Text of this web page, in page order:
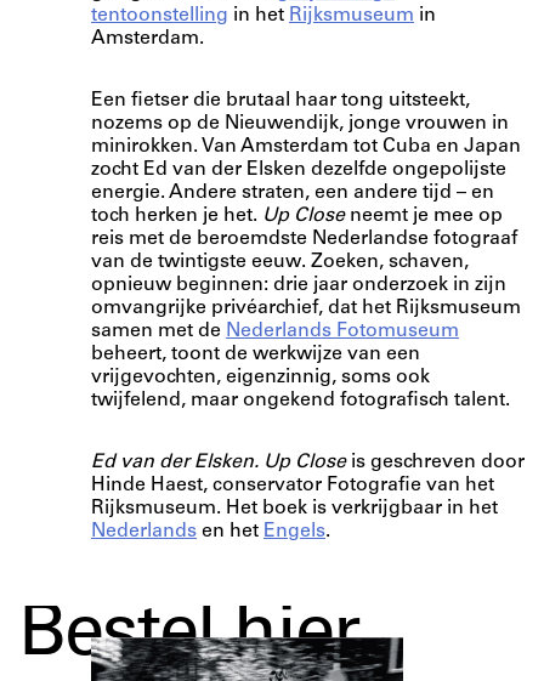
tentoonstelling in het Rijksmuseum in
Amsterdam.
Een fietser die brutaal haar tong uitsteekt,
nozems op de Nieuwendijk, jonge vrouwen in
minirokken. Van Amsterdam tot Cuba en Japan
zocht Ed van der Elsken dezelfde ongepolijste
energie. Andere straten, een andere tijd – en
toch herken je het. Up Closeneemt je mee op
reis met de beroemdste Nederlandse fotograaf
van de twintigste eeuw. Zoeken, schaven,
opnieuw beginnen: drie jaar onderzoek in zijn
omvangrijke privéarchief, dat het Rijksmuseum
samen met de Nederlands Fotomuseum
beheert, toont de werkwijze van een
vrijgevochten, eigenzinnig, soms ook
twijfelend, maar ongekend fotografisch talent.
Ed van der Elsken. Up Close is geschreven door
Hinde Haest, conservator Fotografie van het
Rijksmuseum. Het boek is verkrijgbaar in het
Nederlands en het Engels.
Bestel hier